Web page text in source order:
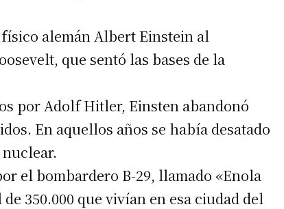
alemán Albert Einstein al
que sentó las bases de la
por Adolf Hitler, Einsten abandonó
En aquellos años se había desatado
el bombardero B-29, llamado «Enola
350.000 que vivían en esa ciudad del